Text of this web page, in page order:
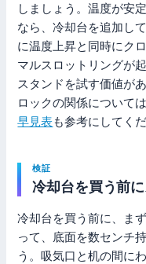
しましょう。温度が安
なら、冷却台を追加し
に温度上昇と同時にク
マルスロットリングが
スタンドを試す価値が
ロックの関係について
早見表も参考にしてくだ
検証
冷却台を買う前
冷却台を買う前に、ま
って、底面を数センチ
う。吸気口と机の間に